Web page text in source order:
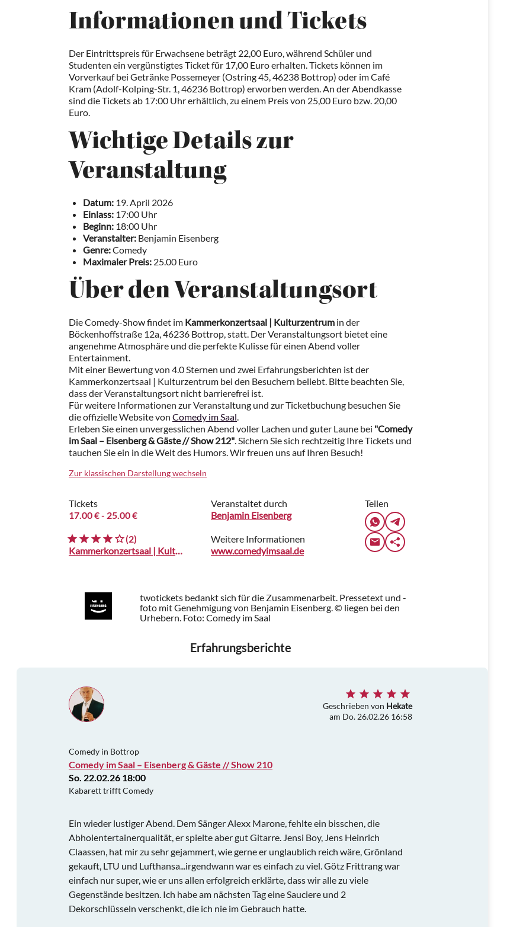
Informationen und Tickets
Der Eintrittspreis für Erwachsene beträgt 22,00 Euro, während Schüler und
Studenten ein vergünstigtes Ticket für 17,00 Euro erhalten. Tickets können im
Vorverkauf bei Getränke Possemeyer (Ostring 45, 46238 Bottrop) oder im Café
Kram (Adolf-Kolping-Str. 1, 46236 Bottrop) erworben werden. An der Abendkasse
sind die Tickets ab 17:00 Uhr erhältlich, zu einem Preis von 25,00 Euro bzw. 20,00
Euro.
Wichtige Details zur
Veranstaltung
Datum: 19. April 2026
Einlass: 17:00 Uhr
Beginn: 18:00 Uhr
Veranstalter: Benjamin Eisenberg
Genre:Comedy
Maximaler Preis: 25.00 Euro
Über den Veranstaltungsort
Die Comedy-Show findet im Kammerkonzertsaal | Kulturzentrum in der
Böckenhoffstraße 12a, 46236 Bottrop, statt. Der Veranstaltungsort bietet eine
angenehme Atmosphäre und die perfekte Kulisse für einen Abend voller
Entertainment.
Mit einer Bewertung von 4.0 Sternen und zwei Erfahrungsberichten ist der
Kammerkonzertsaal | Kulturzentrum bei den Besuchern beliebt. Bitte beachten Sie,
dass der Veranstaltungsort nicht barrierefrei ist.
Für weitere Informationen zur Veranstaltung und zur Ticketbuchung besuchen Sie
die offizielle Website von Comedy im Saal.
Erleben Sie einen unvergesslichen Abend voller Lachen und guter Laune bei "Comedy
im Saal – Eisenberg & Gäste // Show 212". Sichern Sie sich rechtzeitig Ihre Tickets und
tauchen Sie ein in die Welt des Humors. Wir freuen uns auf Ihren Besuch!
Zur klassischen Darstellung wechseln
Tickets
17.00 €- 25.00 €
(2)
Kammerkonzertsaal | Kulturzentrum
Veranstaltet durch
Benjamin Eisenberg
Weitere Informationen
www.comedyimsaal.de
Teilen
twotickets bedankt sich für die Zusammenarbeit. Pressetext und -
foto mit Genehmigung von Benjamin Eisenberg. © liegen bei den
Urhebern. Foto: Comedy im Saal
Erfahrungsberichte
Geschrieben von Hekate
am Do. 26.02.26 16:58
Comedy in Bottrop
Comedy im Saal – Eisenberg & Gäste // Show 210
So. 22.02.26 18:00
Kabarett trifft Comedy
Ein wieder lustiger Abend. Dem Sänger Alexx Marone, fehlte ein bisschen, die
Abholentertainerqualität, er spielte aber gut Gitarre. Jensi Boy, Jens Heinrich
Claassen, hat mir zu sehr gejammert, wie gerne er unglaublich reich wäre, Grönland
gekauft, LTU und Lufthansa...irgendwann war es einfach zu viel. Götz Frittrang war
einfach nur super, wie er uns allen erfolgreich erklärte, dass wir alle zu viele
Gegenstände besitzen. Ich habe am nächsten Tag eine Sauciere und 2
Dekorschlüsseln verschenkt, die ich nie im Gebrauch hatte.